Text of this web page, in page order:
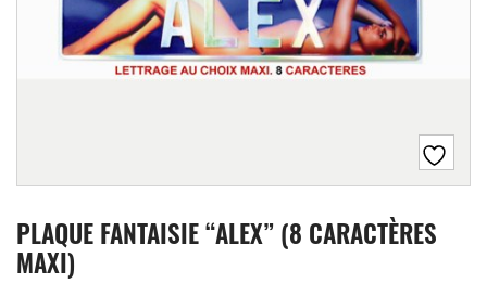
PLAQUE FANTAISIE “ALEX” (8 CARACTÈRES
MAXI)